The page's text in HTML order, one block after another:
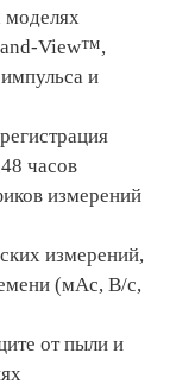
моделях
and-View™,
и
часов
измерений
измерений,
(мАс, В/с,
от пыли и